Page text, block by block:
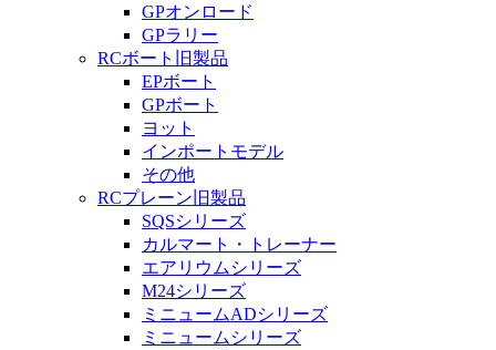
GPオンロード
GPラリー
RCボート旧製品
EPボート
GPボート
ヨット
インポートモデル
その他
RCプレーン旧製品
SQSシリーズ
カルマート・トレーナー
エアリウムシリーズ
M24シリーズ
ミニュームADシリーズ
ミニュームシリーズ